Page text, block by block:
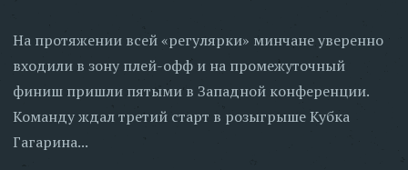
На протяжении всей «регулярки» минчане уверенно
входили в зону плей-офф и на промежуточный
финиш пришли пятыми в Западной конференции.
Команду ждал третий старт в розыгрыше Кубка
Гагарина...